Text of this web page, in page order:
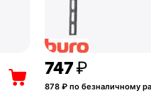
‍747‍₽
878₽ по безналичному